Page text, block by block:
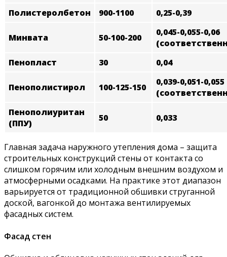
Полистеролбетон 900-1100 0,25-0,39
Минвата 50-100-200
0,045-0,055-0,06
Пенопласт
30 0,04
Пенополистирол 100-125-150
0,039-0,051-0,055
Пенополиуритан
(ППУ)
50 0,033
Главная задача наружного утепления дома – защита
строительных конструкций стены от контакта со
слишком горячим или холодным внешним воздухом и
атмосферными осадками. На практике этот диапазон
варьируется от традиционной обшивки струганной
доской, вагонкой до монтажа вентилируемых
фасадных систем.
Фасад стен